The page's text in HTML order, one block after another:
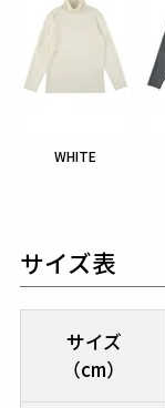
WHITE
サイズ表
サイズ
（cm）